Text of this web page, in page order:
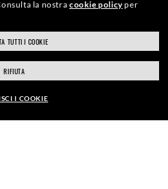
ray-ban.com/usa
SICURO
RESPONSABILE
la nostra cookie policyper
TUTTI I COOKIE
RIFIUTA
I COOKIE